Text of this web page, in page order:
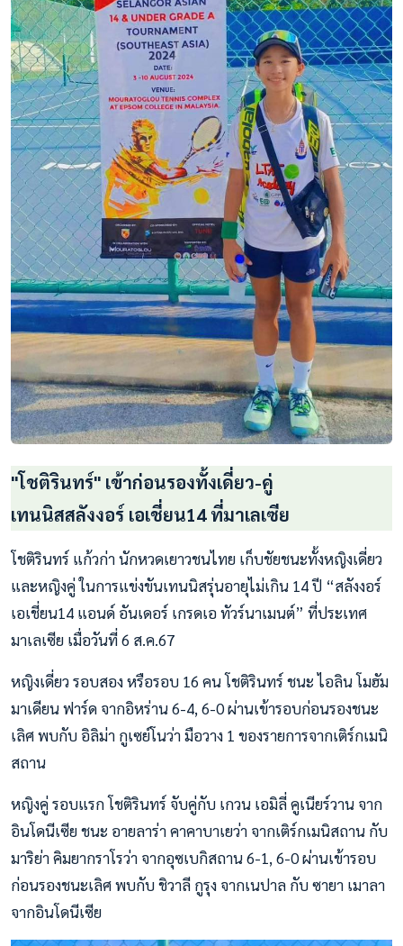
"โชติรินทร์" เข้าก่อนรองทั้งเดี่ยว-คู่
เทนนิสสลังงอร์ เอเชี่ยน14 ที่มาเลเซีย
โชติรินทร์ แก้วก่า นักหวดเยาวชนไทย เก็บชัยชนะทั้งหญิงเดี่ยว
และหญิงคู่ ในการแข่งขันเทนนิสรุ่นอายุไม่เกิน 14 ปี “สลังงอร์
เอเชี่ยน14 แอนด์ อันเดอร์ เกรดเอ ทัวร์นาเมนต์” ที่ประเทศ
มาเลเซีย เมื่อวันที่ 6 ส.ค.67
หญิงเดี่ยว รอบสอง หรือรอบ 16 คน โชติรินทร์ ชนะ ไอลิน โมฮัม
มาเดียน ฟาร์ด จากอิหร่าน 6-4, 6-0 ผ่านเข้ารอบก่อนรองชนะ
เลิศ พบกับ อิลิม่า กูเซย์โนว่า มือวาง 1 ของรายการจากเติร์กเมนิ
สถาน
หญิงคู่ รอบแรก โชติรินทร์ จับคู่กับ เกวน เอมิลี่ คูเนียร์วาน จาก
อินโดนีเซีย ชนะ อายลาร่า คาคาบาเยว่า จากเติร์กเมนิสถาน กับ
มาริย่า คิมยากราโรว่า จากอุซเบกิสถาน 6-1, 6-0 ผ่านเข้ารอบ
ก่อนรองชนะเลิศ พบกับ ชิวาลี กูรุง จากเนปาล กับ ซายา เมาลา
จากอินโดนีเซีย